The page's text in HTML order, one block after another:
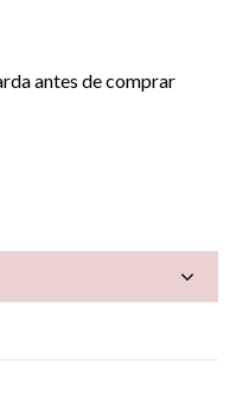
antes de comprar